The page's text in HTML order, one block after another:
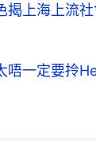
揭上海上流
唔一定要拎